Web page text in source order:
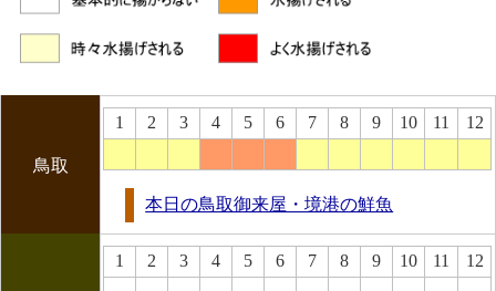
鳥取
1 2 3 4 5 6 7 8 9 10 11 12
本日の鳥取御来屋・境港の鮮魚
1 2 3 4 5 6 7 8 9 10 11 12